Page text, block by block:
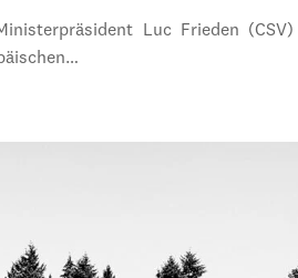
Luc Frieden